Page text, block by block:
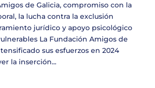
de Galicia, compromiso con la
la lucha contra la exclusión
jurídico y apoyo psicológico
La Fundación Amigos de
sus esfuerzos en 2024
la inserción...